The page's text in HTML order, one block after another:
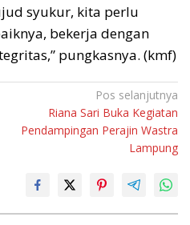
syukur, kita perlu
bekerja dengan
pungkasnya. (kmf)
Pos selanjutnya
Riana Sari Buka Kegiatan
Pendampingan Perajin Wastra
Lampung